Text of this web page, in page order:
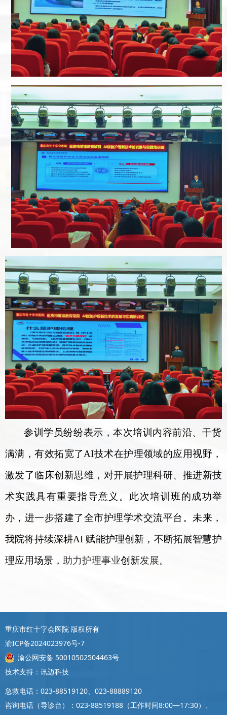
参训学员纷纷表示，本次培训内容前沿、干货
满满，有效拓宽了AI技术在护理领域的应用视野，
激发了临床创新思维，对开展护理科研、推进新技
术实践具有重要指导意义。此次培训班的成功举
办，进一步搭建了全市护理学术交流平台。未来，
我院将持续深耕AI 赋能护理创新，不断拓展智慧护
理应用场景， 助力护理事业创新发展。
重庆市红十字会医院 版权所有
渝ICP备2024023976号-7
渝公网安备 50010502504463号
技术支持：讯迈科技
急救电话：023-88519120、023-88889120
咨询电话（导诊台）：023-88519188（工作时间8:00—17:30）、